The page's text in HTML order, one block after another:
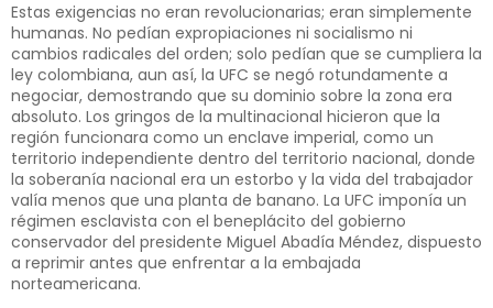
Estas exigencias no eran revolucionarias; eran simplemente
humanas. No pedían expropiaciones ni socialismo ni
cambios radicales del orden; solo pedían que se cumpliera la
ley colombiana, aun así, la UFC se negó rotundamente a
negociar, demostrando que su dominio sobre la zona era
absoluto. Los gringos de la multinacional hicieron que la
región funcionara como un enclave imperial, como un
territorio independiente dentro del territorio nacional, donde
la soberanía nacional era un estorbo y la vida del trabajador
valía menos que una planta de banano. La UFC imponía un
régimen esclavista con el beneplácito del gobierno
conservador del presidente Miguel Abadía Méndez, dispuesto
a reprimir antes que enfrentar a la embajada
norteamericana.